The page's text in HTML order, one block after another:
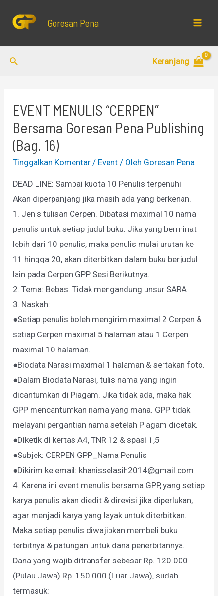
Goresan Pena
Cari Keranjang
EVENT MENULIS “CERPEN”
Bersama Goresan Pena Publishing
(Bag. 16)
Tinggalkan Komentar / Event / Oleh Goresan Pena
DEAD LINE: Sampai kuota 10 Penulis terpenuhi.
Akan diperpanjang jika masih ada yang berkenan.
1. Jenis tulisan Cerpen. Dibatasi maximal 10 nama
penulis untuk setiap judul buku. Jika yang berminat
lebih dari 10 penulis, maka penulis mulai urutan ke
11 hingga 20, akan diterbitkan dalam buku berjudul
lain pada Cerpen GPP Sesi Berikutnya.
2. Tema: Bebas. Tidak mengandung unsur SARA
3. Naskah:
●Setiap penulis boleh mengirim maximal 2 Cerpen &
setiap Cerpen maximal 5 halaman atau 1 Cerpen
maximal 10 halaman.
●Biodata Narasi maximal 1 halaman & sertakan foto.
●Dalam Biodata Narasi, tulis nama yang ingin
dicantumkan di Piagam. Jika tidak ada, maka hak
GPP mencantumkan nama yang mana. GPP tidak
melayani pergantian nama setelah Piagam dicetak.
●Diketik di kertas A4, TNR 12 & spasi 1,5
●Subjek: CERPEN GPP_Nama Penulis
●Dikirim ke email: khanisselasih2014@gmail.com
4. Karena ini event menulis bersama GPP, yang setiap
karya penulis akan diedit & direvisi jika diperlukan,
agar menjadi karya yang layak untuk diterbitkan.
Maka setiap penulis diwajibkan membeli buku
terbitnya & patungan untuk dana penerbitannya.
Dana yang wajib ditransfer sebesar Rp. 120.000
(Pulau Jawa) Rp. 150.000 (Luar Jawa), sudah
termasuk: